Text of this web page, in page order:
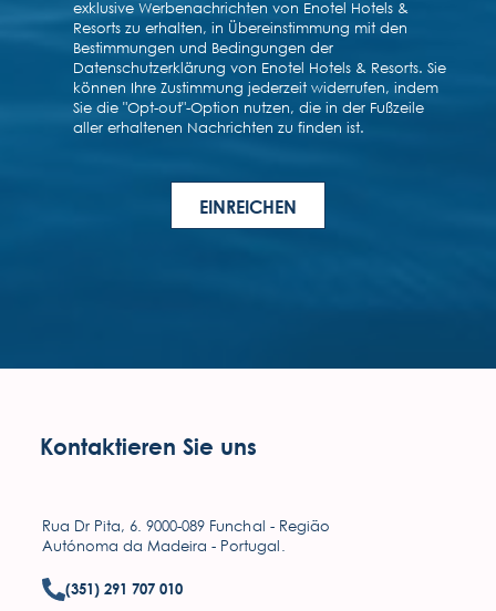
Kontaktieren Sie uns
Rua Dr Pita, 6. 9000-089 Funchal - Região
Autónoma da Madeira - Portugal.
(351) 291 707 010